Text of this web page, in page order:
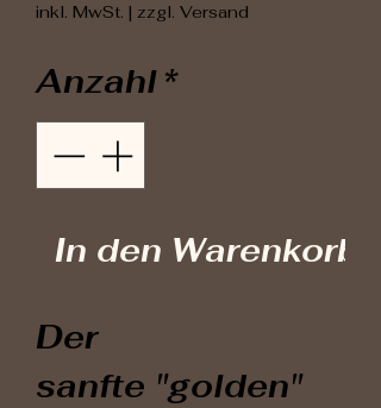
inkl. MwSt. | zzgl. Versand
Anzahl *
In den Warenkorb
Der
sanfte "golden"